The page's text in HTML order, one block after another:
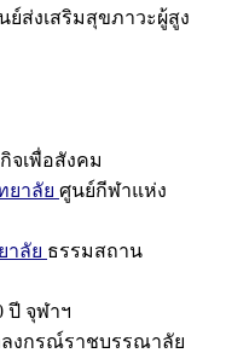
ย์ส่งเสริมสุขภาวะผู้สูง
จเพื่อสังคม
ยาลัย ศูนย์กีฬาแห่ง
าลัย ธรรมสถาน
ปี จุฬาฯ
งกรณ์ราชบรรณาลัย